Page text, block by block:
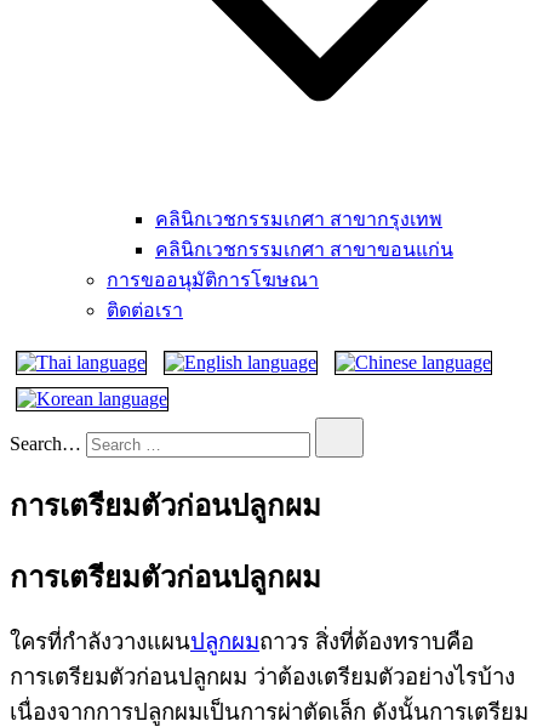
คลินิกเวชกรรมเกศา สาขากรุงเทพ
คลินิกเวชกรรมเกศา สาขาขอนแก่น
การขออนุมัติการโฆษณา
ติดต่อเรา
Search…
การเตรียมตัวก่อนปลูกผม
การเตรียมตัวก่อนปลูกผม
ใครที่กำลังวางแผนปลูกผมถาวร สิ่งที่ต้องทราบคือ
การเตรียมตัวก่อนปลูกผม ว่าต้องเตรียมตัวอย่างไรบ้าง
เนื่องจากการปลูกผมเป็นการผ่าตัดเล็ก ดังนั้นการเตรียม